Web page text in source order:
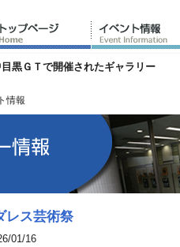
黒ＧＴで開催されたギャラリー
情報
レス芸術祭
01/16